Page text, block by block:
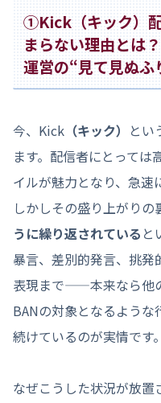
①Kick（キック）
まらない理由とは
運営の“見て見ぬふ
今、Kick （キック） とい
ます。配信者にとっては
イルが魅力となり、急速
しかしその盛り上がりの
うに繰り返されている と
暴言、差別的発言、挑
表現まで——本来なら他
BANの対象となるよう
続けているのが実情です。
なぜこうした状況が放